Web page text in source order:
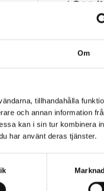
Om
tillhandahålla
och annan information
kan i sin tur kombinera
har använt deras tjänster.